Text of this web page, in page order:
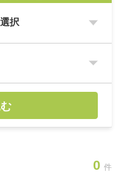
0 件